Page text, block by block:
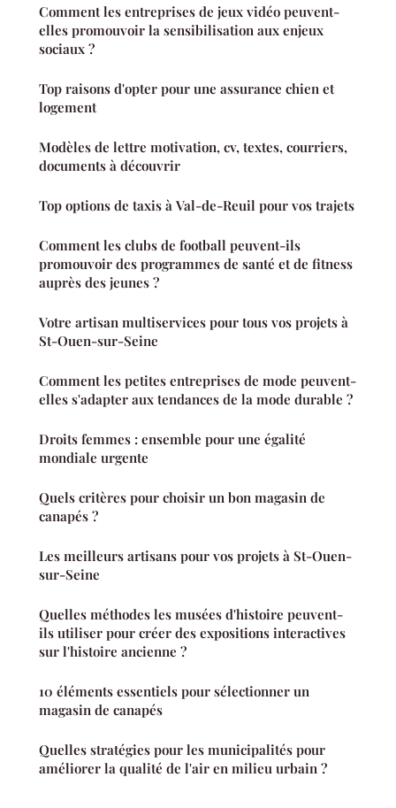
Comment les entreprises de jeux vidéo peuvent-
elles promouvoir la sensibilisation aux enjeux
sociaux ?
Top raisons d'opter pour une assurance chien et
logement
Modèles de lettre motivation, cv, textes, courriers,
documents à découvrir
Top options de taxis à Val-de-Reuil pour vos trajets
Comment les clubs de football peuvent-ils
promouvoir des programmes de santé et de fitness
auprès des jeunes ?
Votre artisan multiservices pour tous vos projets à
St-Ouen-sur-Seine
Comment les petites entreprises de mode peuvent-
elles s'adapter aux tendances de la mode durable ?
Droits femmes : ensemble pour une égalité
mondiale urgente
Quels critères pour choisir un bon magasin de
canapés ?
Les meilleurs artisans pour vos projets à St-Ouen-
sur-Seine
Quelles méthodes les musées d'histoire peuvent-
ils utiliser pour créer des expositions interactives
sur l'histoire ancienne ?
10 éléments essentiels pour sélectionner un
magasin de canapés
Quelles stratégies pour les municipalités pour
améliorer la qualité de l'air en milieu urbain ?